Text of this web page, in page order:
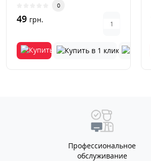
придает ва..
0
49 грн.
Профессиональное
обслуживание